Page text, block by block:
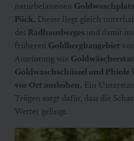
naturbelassenen
Pöck. Dieser liegt gleich
des Radhausberges und damit
früheren Goldbergbaugebiet
Ausrüstung wie
Goldwaschschüssel und Phiole
vor Ort ausleihen. Ein
Trögen sorgt dafür, dass die
Wetter gelingt.